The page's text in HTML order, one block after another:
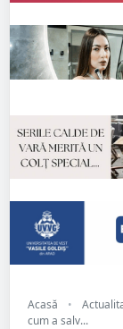
Acasă •
cum a salv...